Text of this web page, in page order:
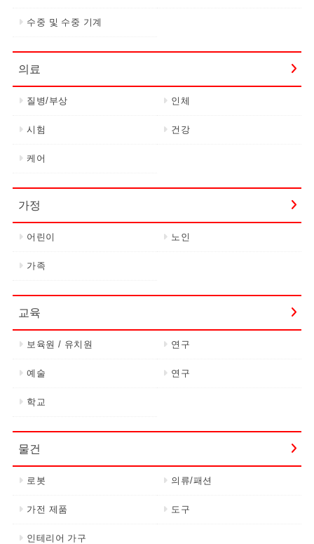
수중 및 수중 기계
의료
질병/부상 인체
시험 건강
케어
가정
어린이 노인
가족
교육
보육원 / 유치원 연구
예술 연구
학교
물건
로봇 의류/패션
가전 제품 도구
인테리어 가구